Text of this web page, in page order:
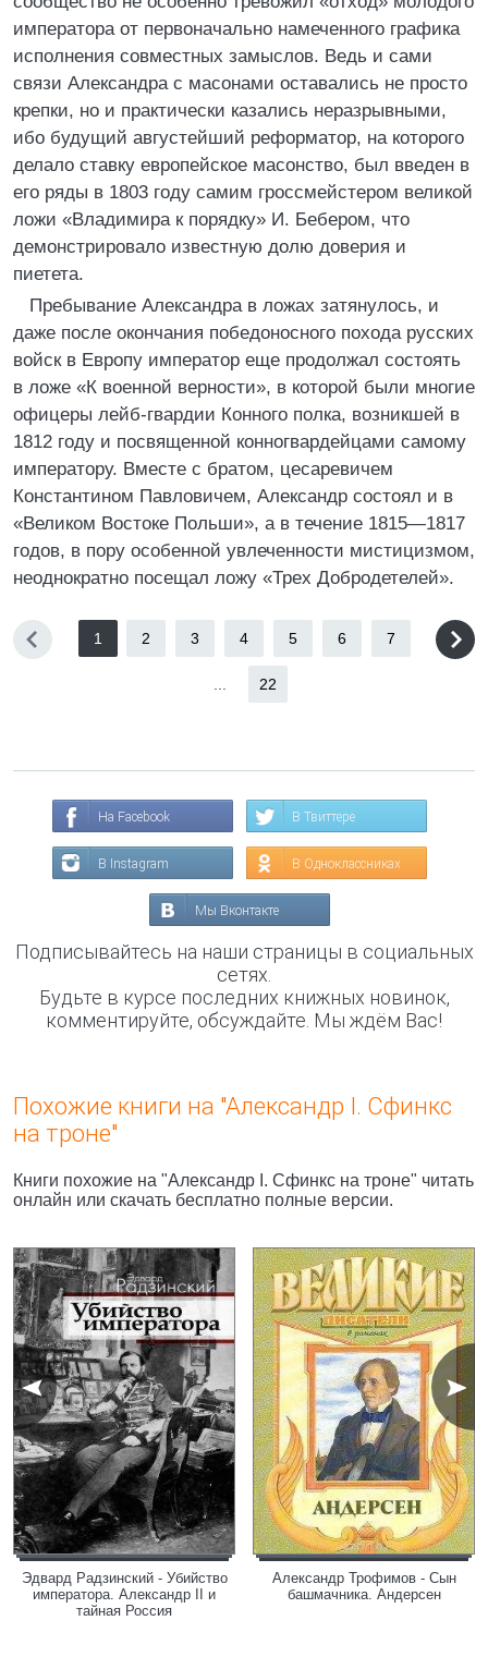
императора от первоначально намеченного графика
исполнения совместных замыслов. Ведь и сами
связи Александра с масонами оставались не просто
крепки, но и практически казались неразрывными,
ибо будущий августейший реформатор, на которого
делало ставку европейское масонство, был введен в
его ряды в 1803 году самим гроссмейстером великой
ложи «Владимира к порядку» И. Бебером, что
демонстрировало известную долю доверия и
пиетета.
Пребывание Александра в ложах затянулось, и
даже после окончания победоносного похода русских
войск в Европу император еще продолжал состоять
в ложе «К военной верности», в которой были многие
офицеры лейб-гвардии Конного полка, возникшей в
1812 году и посвященной конногвардейцами самому
императору. Вместе с братом, цесаревичем
Константином Павловичем, Александр состоял и в
«Великом Востоке Польши», а в течение 1815—1817
годов, в пору особенной увлеченности мистицизмом,
неоднократно посещал ложу «Трех Добродетелей».
1 2 3 4 5 6 7
22
На Facebook В Твиттере
В Instagram В Одноклассниках
Мы Вконтакте
Подписывайтесь на наши страницы в социальных
сетях.
Будьте в курсе последних книжных новинок,
комментируйте, обсуждайте. Мы ждём Вас!
Похожие книги на "Александр I. Сфинкс
на троне"
Книги похожие на "Александр I. Сфинкс на троне" читать
онлайн или скачать бесплатно полные версии.
Эдвард Радзинский - Убийство
императора. Александр II и
тайная Россия
Александр Трофимов - Сын
башмачника. Андерсен